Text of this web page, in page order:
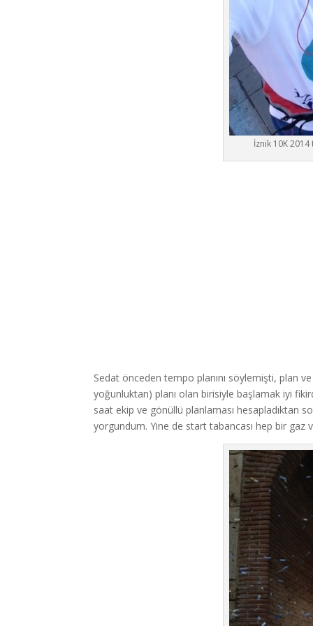
İznik 10K
Sedat önceden tempo planını söylemişti, plan
yoğunluktan) planı olan birisiyle başlamak iyi
saat ekip ve gönüllü planlaması hesapladıktan
yorgundum. Yine de start tabancası hep bir gaz